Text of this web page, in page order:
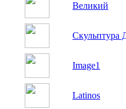
Великий
Скульптура
Image1
Latinos